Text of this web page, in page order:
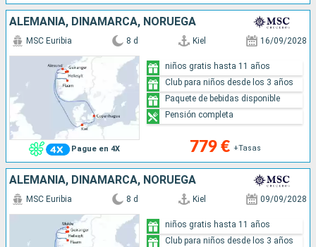
ALEMANIA, DINAMARCA, NORUEGA
Pague en 4X
MSC Euribia 8 d Kiel 16/09/2028
779 € +Tasas
niños gratis hasta 11 años
Club para niños desde los 3 años
Paquete de bebidas disponible
Pensión completa
ALEMANIA, DINAMARCA, NORUEGA
MSC Euribia 8 d Kiel 09/09/2028
niños gratis hasta 11 años
Club para niños desde los 3 años